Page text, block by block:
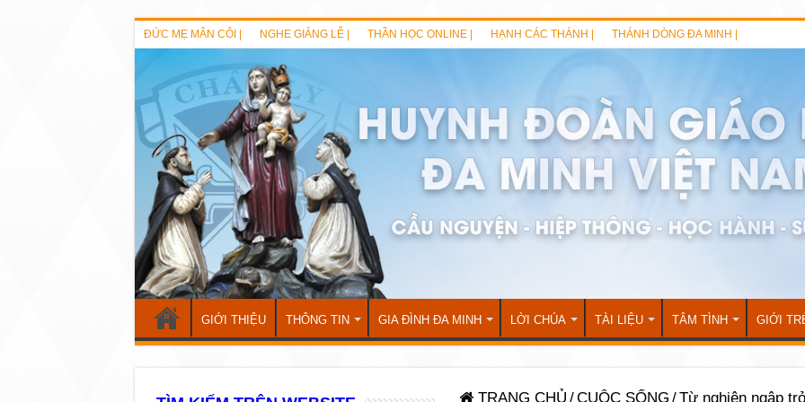
ĐỨC MẸ MÂN CÔI | NGHE GIẢNG LỄ | THẦN HỌC ONLINE | HẠNH CÁC THÁNH | THÁNH DÒNG ĐA MINH |
GIỚI THIỆU THÔNG TIN GIA ĐÌNH ĐA MINH LỜI CHÚA TÀI LIỆU TÂM TÌNH GIỚI
TRANG CHỦ /CUỘC SỐNG /Từ nghiện ngập